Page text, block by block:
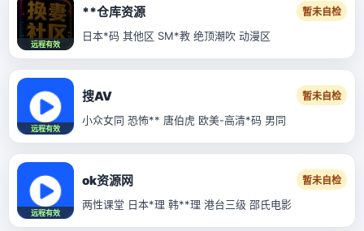
远程有效
**仓库资源 暂未自检
日本*码 其他区 SM*教 绝顶潮吹 动漫区
远程有效
搜AV 暂未自检
小众女同 恐怖** 唐伯虎 欧美-高清*码 男同
远程有效
ok资源网 暂未自检
两性课堂 日本*理 韩**理 港台三级 邵氏电影